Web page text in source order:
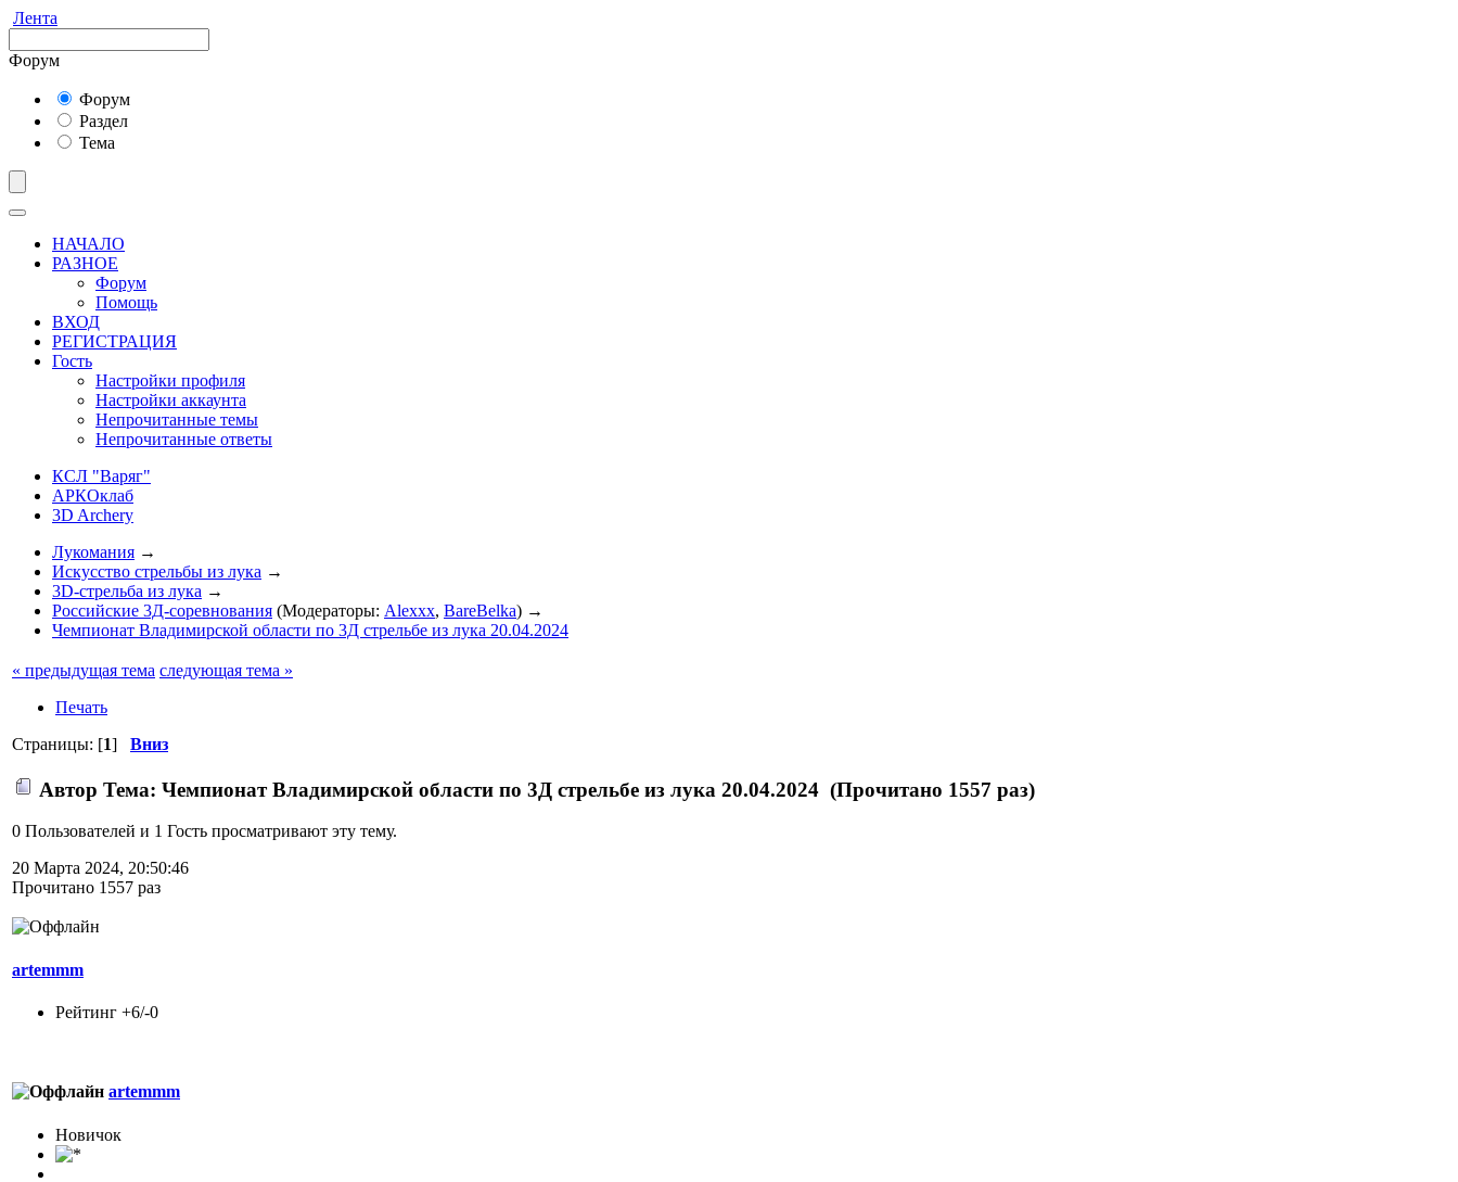
Лента
Форум
Форум
Раздел
Тема
НАЧАЛО
РАЗНОЕ
Форум
Помощь
ВХОД
РЕГИСТРАЦИЯ
Гость
Настройки профиля
Настройки аккаунта
Непрочитанные темы
Непрочитанные ответы
КСЛ "Варяг"
АРКОклаб
3D Archery
Лукомания →
Искусство стрельбы из лука →
3D-стрельба из лука →
Российские 3Д-соревнования (Модераторы: Alexxx, BareBelka) →
Чемпионат Владимирской области по 3Д стрельбе из лука 20.04.2024
« предыдущая тема следующая тема »
Печать
Страницы: [1] Вниз
Автор Тема: Чемпионат Владимирской области по 3Д стрельбе из лука 20.04.2024 (Прочитано 1557 раз)
0 Пользователей и 1 Гость просматривают эту тему.
20 Марта 2024, 20:50:46
Прочитано 1557 раз
artemmm
Рейтинг +6/-0
artemmm
Новичок